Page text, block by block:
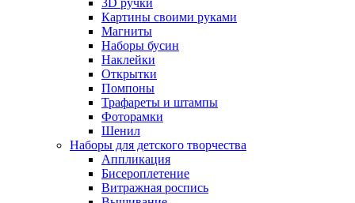
3D ручки
Картины своими руками
Магниты
Наборы бусин
Наклейки
Открытки
Помпоны
Трафареты и штампы
Фоторамки
Шенил
Наборы для детского творчества
Аппликация
Бисероплетение
Витражная роспись